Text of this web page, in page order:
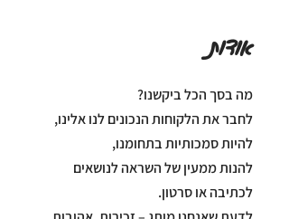
אודות
להנות ממעין של השראה לנושאים